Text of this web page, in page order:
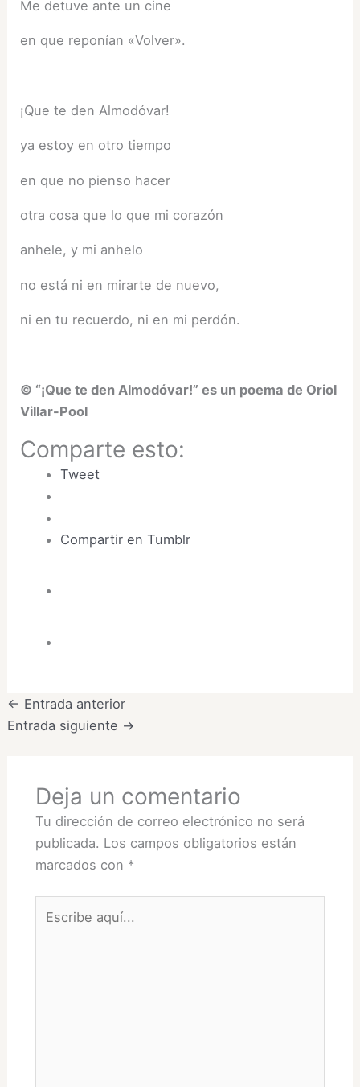
Me detuve ante un cine
en que reponían «Volver».
¡Que te den Almodóvar!
ya estoy en otro tiempo
en que no pienso hacer
otra cosa que lo que mi corazón
anhele, y mi anhelo
no está ni en mirarte de nuevo,
ni en tu recuerdo, ni en mi perdón.
© “¡Que te den Almodóvar!” es un poema de Oriol
Villar-Pool
Comparte esto:
Tweet
Compartir en Tumblr
← Entrada anterior
Entrada siguiente →
Deja un comentario
Tu dirección de correo electrónico no será
publicada. Los campos obligatorios están
marcados con *
aquí...